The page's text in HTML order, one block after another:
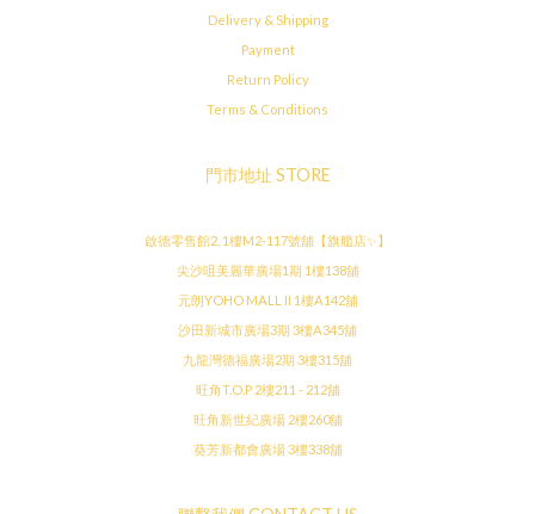
Delivery & Shipping
Payment
Return Policy
Terms & Conditions
門市地址 STORE
啟德零售館2, 1樓M2-117號舖【旗艦店✨】
尖沙咀美麗華廣場1期 1樓138舖
元朗YOHO MALL II 1樓A142舖
沙田新城市廣場3期 3樓A345舖
九龍灣德福廣場2期 3樓315舖
旺角T.O.P 2樓211 - 212舖
旺角新世紀廣場 2樓260舖
葵芳新都會廣場 3樓338舖